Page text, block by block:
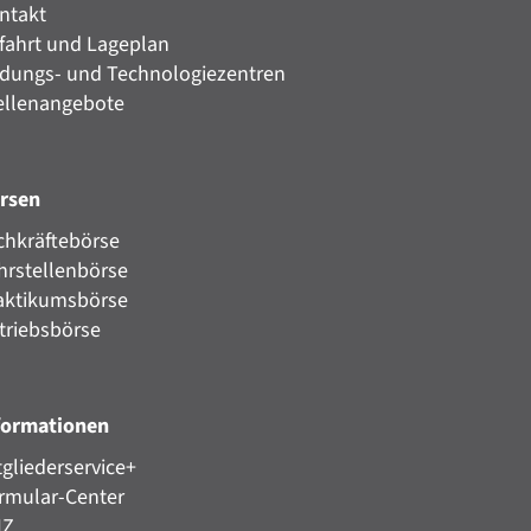
und Lageplan
und Technologiezentren
Center